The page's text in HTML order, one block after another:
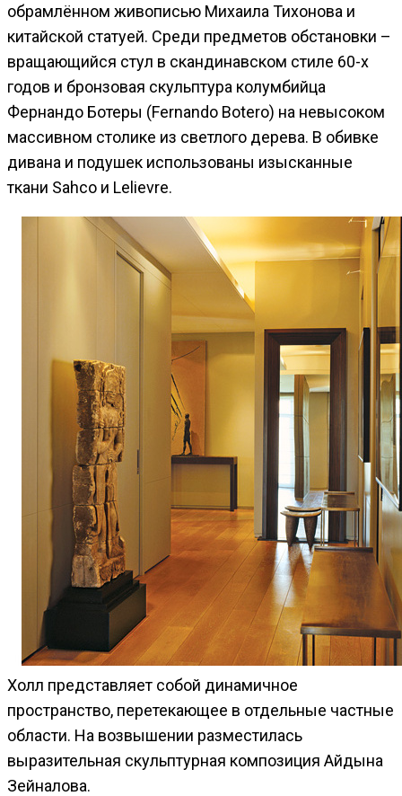
обрамлённом живописью Михаила Тихонова и
китайской статуей. Среди предметов обстановки –
вращающийся стул в скандинавском стиле 60-х
годов и бронзовая скульптура колумбийца
Фернандо Ботеры (Fernando Botero) на невысоком
массивном столике из светлого дерева. В обивке
дивана и подушек использованы изысканные
ткани Sahco и Lelievre.
Холл представляет собой динамичное
пространство, перетекающее в отдельные частные
области. На возвышении разместилась
выразительная скульптурная композиция Айдына
Зейналова.